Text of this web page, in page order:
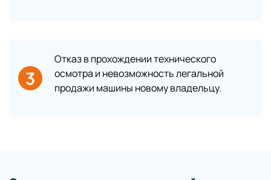
3
Отказ в прохождении технического
осмотра и невозможность легальной
продажи машины новому владельцу.